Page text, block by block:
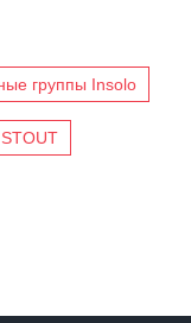
группы Insolo